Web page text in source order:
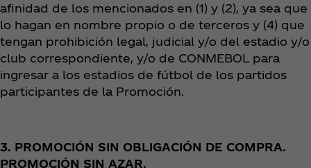
afinidad de los mencionados en (1) y (2), ya sea que
lo hagan en nombre propio o de terceros y (4) que
tengan prohibición legal, judicial y/o del estadio y/o
club correspondiente, y/o de CONMEBOL para
ingresar a los estadios de fútbol de los partidos
participantes de la Promoción.
3. PROMOCIÓN SIN OBLIGACIÓN DE COMPRA.
PROMOCIÓN SIN AZAR.